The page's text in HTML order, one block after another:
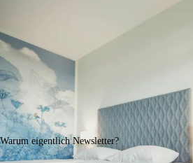
Warum eigentlich Newsletter?